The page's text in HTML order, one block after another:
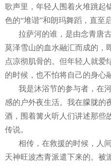
歌声里，年轻人围着火堆跳起
色的“堆谐”和朗玛舞蹈，直至
拉萨河的谁，是由念青唐
莫泽雪山的血水融汇而成的，
点凉彻肌骨的。但年轻人就爱
的时候，也不怕将自己的身心
我是沐浴节的参与者，在
感的户外夜生活。我在朦胧的
酒，围着篝火听人们讲述那些
传说。
相传，在救援的时候，人
天神旺波杰青派遣下来的。被